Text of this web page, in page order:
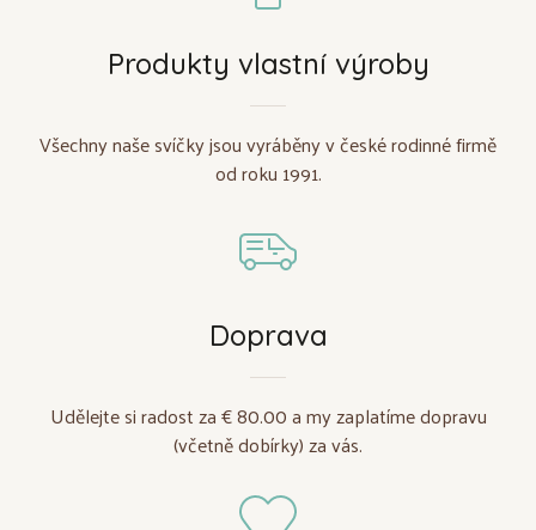
Produkty vlastní výroby
Všechny naše svíčky jsou vyráběny v české rodinné firmě
od roku 1991.
Doprava
Udělejte si radost za € 80.00 a my zaplatíme dopravu
(včetně dobírky) za vás.